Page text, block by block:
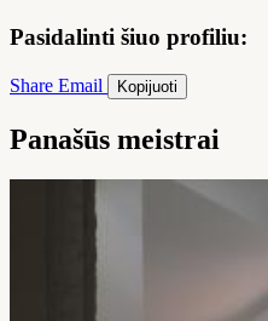
Pasidalinti šiuo profiliu:
Share Email Kopijuoti
Panašūs meistrai